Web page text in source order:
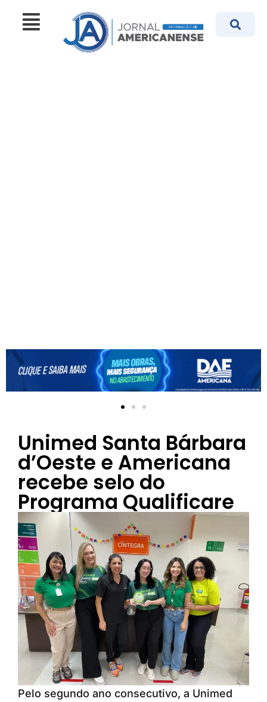
Unimed Santa Bárbara
d’Oeste e Americana
recebe selo do
Programa Qualificare
Pelo segundo ano consecutivo, a Unimed